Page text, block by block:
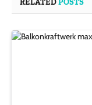
RELATEDPOSTS